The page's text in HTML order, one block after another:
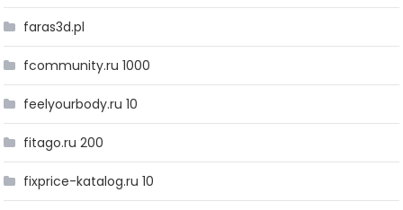
faras3d.pl
fcommunity.ru 1000
feelyourbody.ru 10
fitago.ru 200
fixprice-katalog.ru 10